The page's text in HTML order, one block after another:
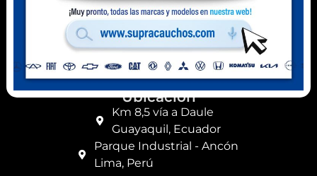
(+51) 941 541 444
Celular Ecuador
(+593) 99 078 6063
Ubicación
Km 8,5 vía a Daule
Guayaquil, Ecuador
Parque Industrial - Ancón
Lima, Perú